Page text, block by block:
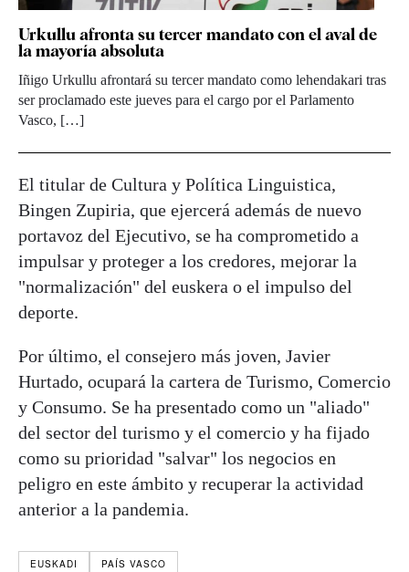
Urkullu afronta su tercer mandato con el aval de
la mayoría absoluta
Iñigo Urkullu afrontará su tercer mandato como lehendakari tras
ser proclamado este jueves para el cargo por el Parlamento
Vasco, […]
El titular de Cultura y Política Linguistica,
Bingen Zupiria, que ejercerá además de nuevo
portavoz del Ejecutivo, se ha comprometido a
impulsar y proteger a los credores, mejorar la
"normalización" del euskera o el impulso del
deporte.
Por último, el consejero más joven, Javier
Hurtado, ocupará la cartera de Turismo, Comercio
y Consumo. Se ha presentado como un "aliado"
del sector del turismo y el comercio y ha fijado
como su prioridad "salvar" los negocios en
peligro en este ámbito y recuperar la actividad
anterior a la pandemia.
EUSKADI
PAÍS VASCO